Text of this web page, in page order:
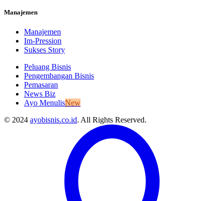
Manajemen
Manajemen
Im-Pression
Sukses Story
Peluang Bisnis
Pengembangan Bisnis
Pemasaran
News Biz
Ayo MenulisNew
© 2024 ayobisnis.co.id. All Rights Reserved.